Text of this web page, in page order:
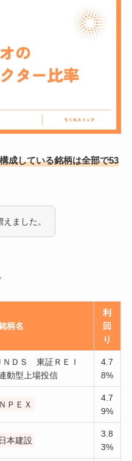
成している銘柄は全部で53
ました。
柄名
利
回
り
ＤＳ 東証ＲＥＩ
動型上場投信
4.7
8%
ＰＥＸ
4.7
9%
本建設
3.8
3%